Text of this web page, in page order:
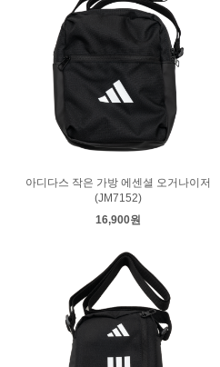
아디다스 작은 가방 에센셜 오거나이저
(JM7152)
16,900원